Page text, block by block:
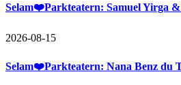
Selam❤️Parkteatern: Samuel Yirga
2026-08-15
Selam❤️Parkteatern: Nana Benz du